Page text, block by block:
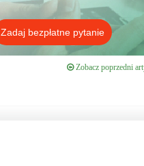
Zadaj bezpłatne pytanie
Zobacz poprzedni